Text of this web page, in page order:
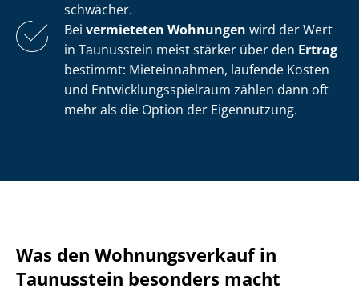
schwächer.
Bei vermieteten Wohnungen wird der Wert
in Taunusstein meist stärker über den Ertrag
bestimmt: Mieteinnahmen, laufende Kosten
und Ent­wick­lungs­spiel­raum zählen dann oft
mehr als die Option der Eigennutzung.
Was den Wohnungsverkauf in
Taunusstein besonders macht